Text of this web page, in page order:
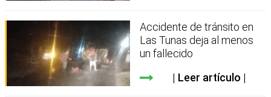
Accidente de tránsito en
Las Tunas deja al menos
un fallecido
Leer artículo